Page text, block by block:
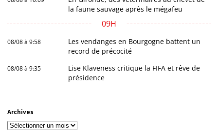
la faune sauvage après le mégafeu
09H
08/08 à 9:58
Les vendanges en Bourgogne battent un
record de précocité
08/08 à 9:35
Lise Klaveness critique la FIFA et rêve de
présidence
Archives
Archives